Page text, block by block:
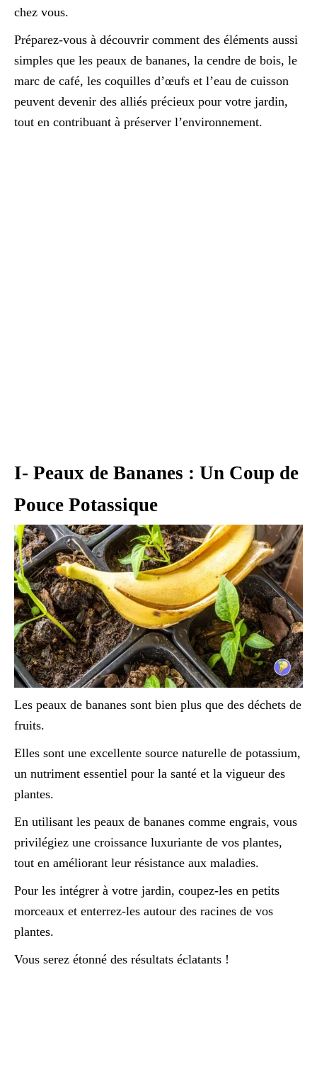
chez vous.
Préparez-vous à découvrir comment des éléments aussi
simples que les peaux de bananes, la cendre de bois, le
marc de café, les coquilles d’œufs et l’eau de cuisson
peuvent devenir des alliés précieux pour votre jardin,
tout en contribuant à préserver l’environnement.
I- Peaux de Bananes : Un Coup de
Pouce Potassique
Les peaux de bananes sont bien plus que des déchets de
fruits.
Elles sont une excellente source naturelle de potassium,
un nutriment essentiel pour la santé et la vigueur des
plantes.
En utilisant les peaux de bananes comme engrais, vous
privilégiez une croissance luxuriante de vos plantes,
tout en améliorant leur résistance aux maladies.
Pour les intégrer à votre jardin, coupez-les en petits
morceaux et enterrez-les autour des racines de vos
plantes.
Vous serez étonné des résultats éclatants !